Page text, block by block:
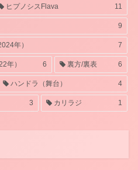
ヒプノシスFlava 11
9
年） 7
年） 6 裏方/裏表 6
ハンドラ（舞台） 4
3 カリラジ 1